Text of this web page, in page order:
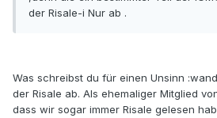
der Risale-i Nur ab .
Was schreibst du für einen Unsinn
der Risale ab. Als ehemaliger Mitglied
dass wir sogar immer Risale gelesen